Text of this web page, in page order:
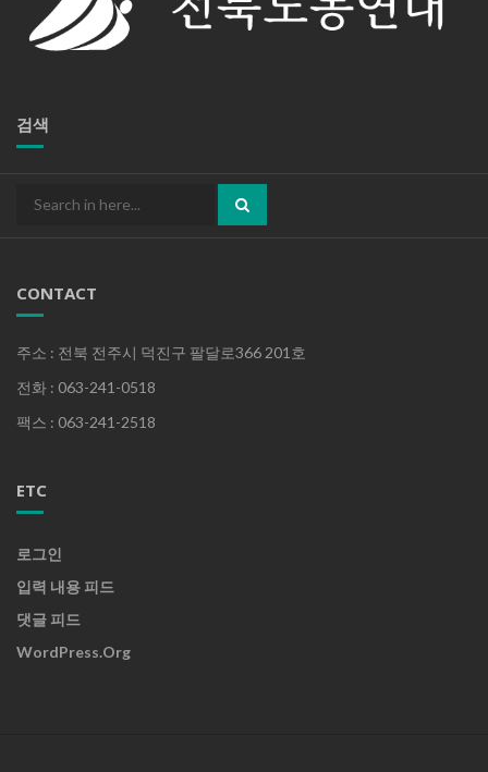
검색
CONTACT
주소 : 전북 전주시 덕진구 팔달로366 201호
전화 : 063-241-0518
팩스 : 063-241-2518
ETC
로그인
입력 내용 피드
댓글 피드
WordPress.org